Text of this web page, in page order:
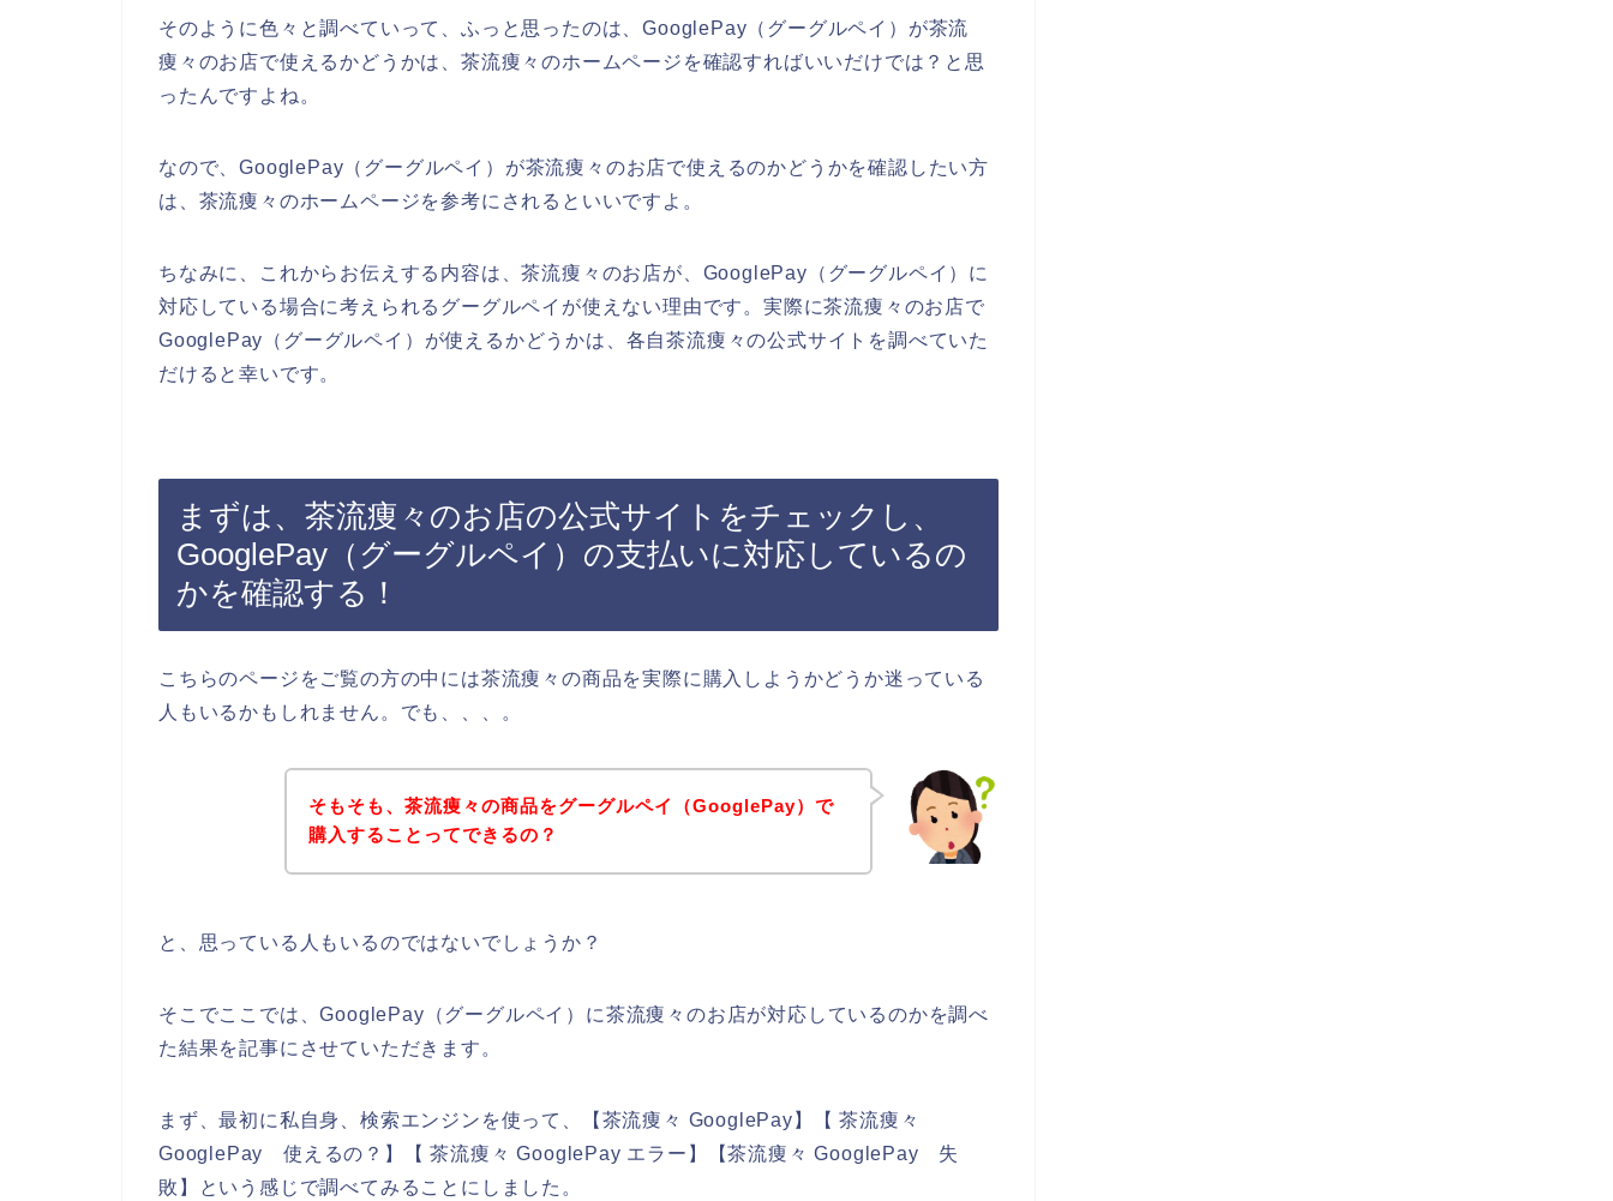
そのように色々と調べていって、ふっと思ったのは、GooglePay（グーグルペイ）が茶流
痩々のお店で使えるかどうかは、茶流痩々のホームページを確認すればいいだけでは？と思
ったんですよね。
なので、GooglePay（グーグルペイ）が茶流痩々のお店で使えるのかどうかを確認したい方
は、茶流痩々のホームページを参考にされるといいですよ。
ちなみに、これからお伝えする内容は、茶流痩々のお店が、GooglePay（グーグルペイ）に
対応している場合に考えられるグーグルペイが使えない理由です。実際に茶流痩々のお店で
GooglePay（グーグルペイ）が使えるかどうかは、各自茶流痩々の公式サイトを調べていた
だけると幸いです。
まずは、茶流痩々のお店の公式サイトをチェックし、
GooglePay（グーグルペイ）の支払いに対応しているの
かを確認する！
こちらのページをご覧の方の中には茶流痩々の商品を実際に購入しようかどうか迷っている
人もいるかもしれません。でも、、、。
そもそも、茶流痩々の商品をグーグルペイ（GooglePay）で
購入することってできるの？
と、思っている人もいるのではないでしょうか？
そこでここでは、GooglePay（グーグルペイ）に茶流痩々のお店が対応しているのかを調べ
た結果を記事にさせていただきます。
まず、最初に私自身、検索エンジンを使って、【茶流痩々 GooglePay】【 茶流痩々
GooglePay 使えるの？】【 茶流痩々 GooglePay エラー】【茶流痩々 GooglePay 失
敗】という感じで調べてみることにしました。